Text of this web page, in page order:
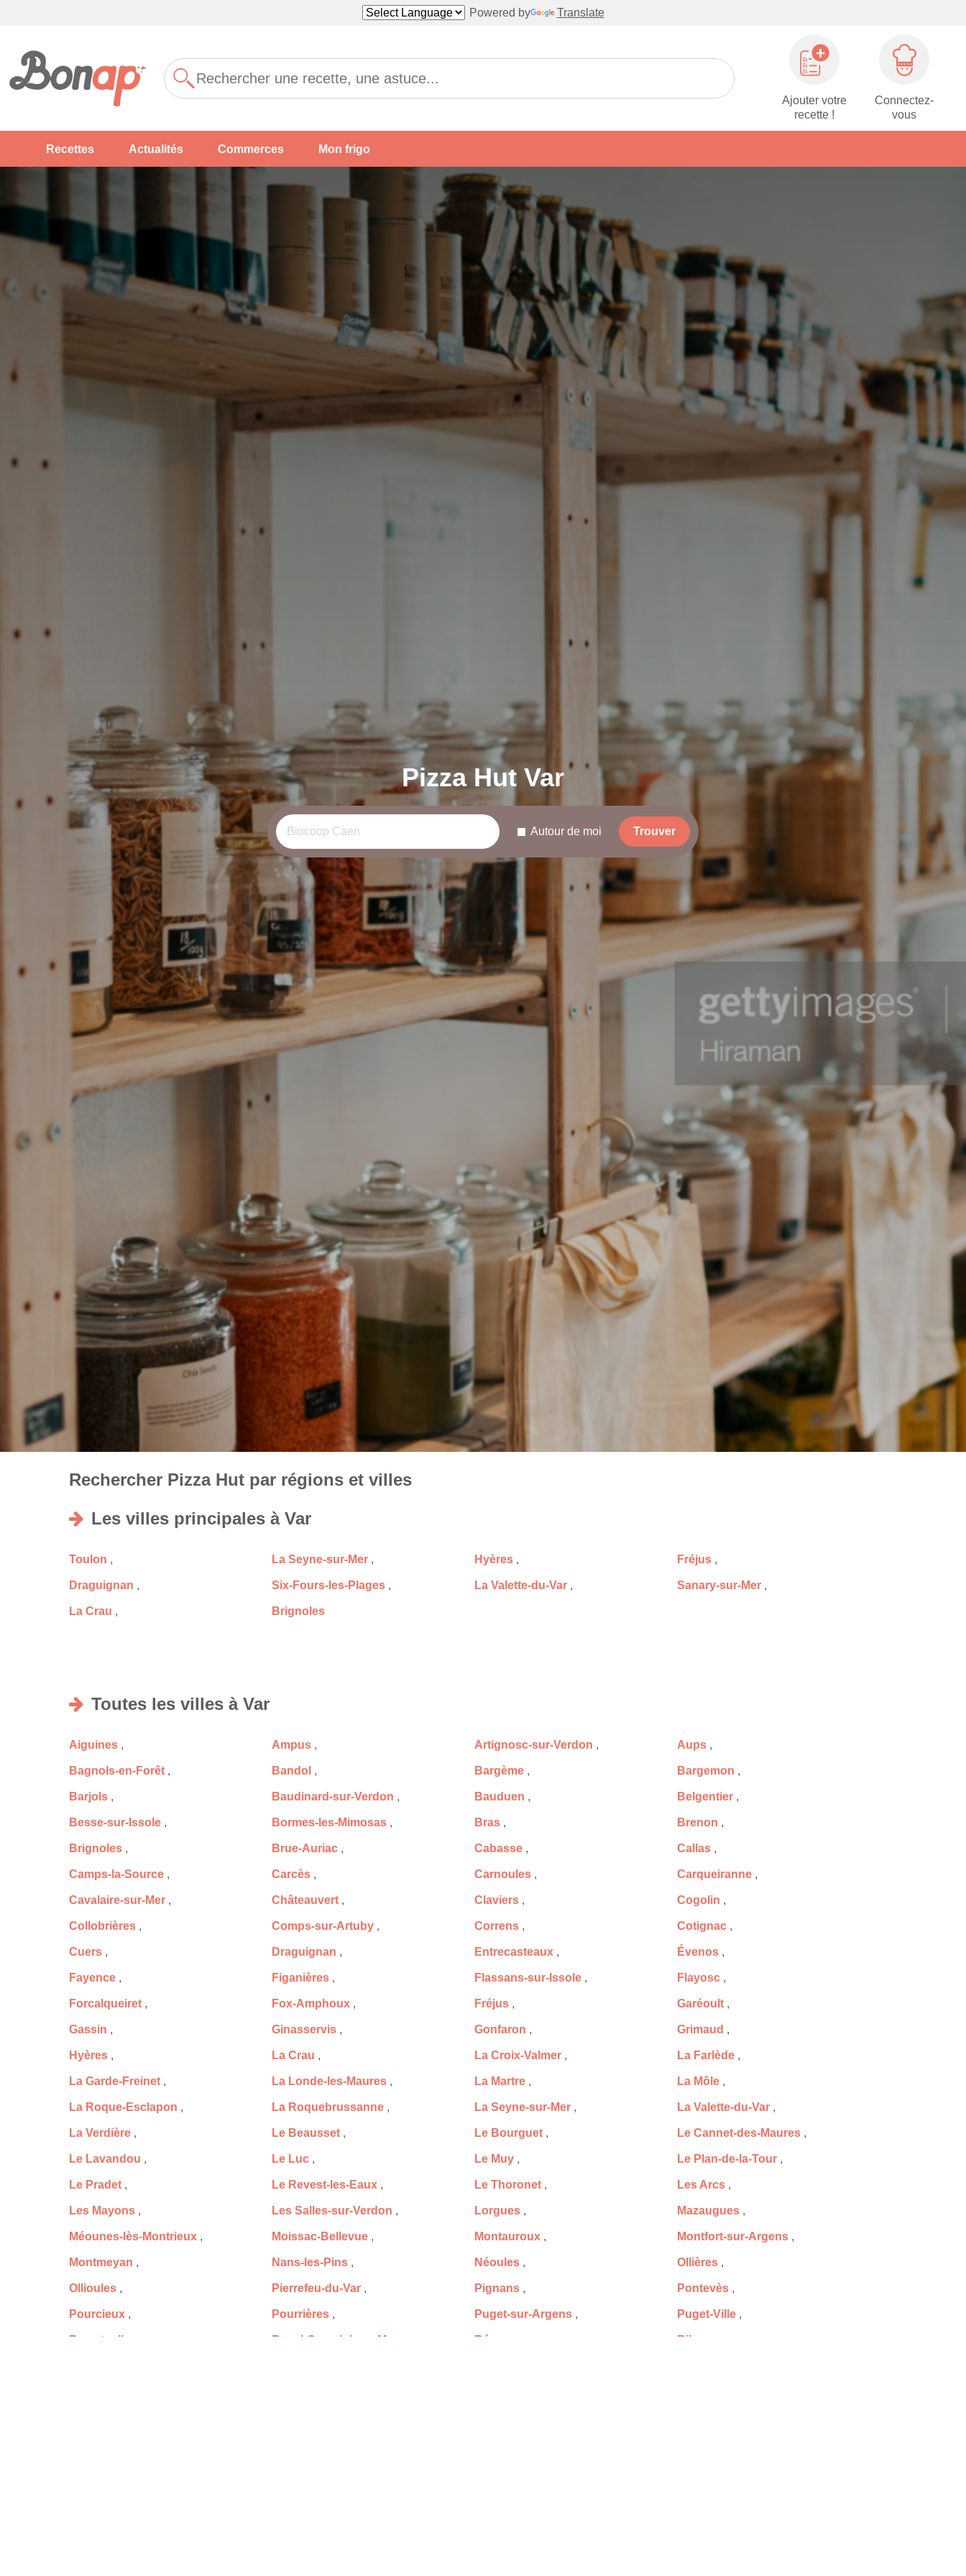
Powered by Translate
Ajouter votre
recette !
Connectez-
vous
Recettes Actualités Commerces Mon frigo
Pizza Hut Var
Autour de moi Trouver
Rechercher Pizza Hut par régions et villes
Les villes principales à Var
Toulon , La Seyne-sur-Mer , Hyères , Fréjus ,
Draguignan , Six-Fours-les-Plages , La Valette-du-Var , Sanary-sur-Mer ,
La Crau , Brignoles
Toutes les villes à Var
Aiguines , Ampus , Artignosc-sur-Verdon , Aups ,
Bagnols-en-Forêt , Bandol , Bargème , Bargemon ,
Barjols , Baudinard-sur-Verdon , Bauduen , Belgentier ,
Besse-sur-Issole , Bormes-les-Mimosas , Bras , Brenon ,
Brignoles , Brue-Auriac , Cabasse , Callas ,
Camps-la-Source , Carcès , Carnoules , Carqueiranne ,
Cavalaire-sur-Mer , Châteauvert , Claviers , Cogolin ,
Collobrières , Comps-sur-Artuby , Correns , Cotignac ,
Cuers , Draguignan , Entrecasteaux , Évenos ,
Fayence , Figanières , Flassans-sur-Issole , Flayosc ,
Forcalqueiret , Fox-Amphoux , Fréjus , Garéoult ,
Gassin , Ginasservis , Gonfaron , Grimaud ,
Hyères , La Crau , La Croix-Valmer , La Farlède ,
La Garde-Freinet , La Londe-les-Maures , La Martre , La Môle ,
La Roque-Esclapon , La Roquebrussanne , La Seyne-sur-Mer , La Valette-du-Var ,
La Verdière , Le Beausset , Le Bourguet , Le Cannet-des-Maures ,
Le Lavandou , Le Luc , Le Muy , Le Plan-de-la-Tour ,
Le Pradet , Le Revest-les-Eaux , Le Thoronet , Les Arcs ,
Les Mayons , Les Salles-sur-Verdon , Lorgues , Mazaugues ,
Méounes-lès-Montrieux , Moissac-Bellevue , Montauroux , Montfort-sur-Argens ,
Montmeyan , Nans-les-Pins , Néoules , Ollières ,
Ollioules , Pierrefeu-du-Var , Pignans , Pontevès ,
Pourcieux , Pourrières , Puget-sur-Argens , Puget-Ville ,
Ramatuelle Rayol-Canadel-sur-Mer Régusse Riboux